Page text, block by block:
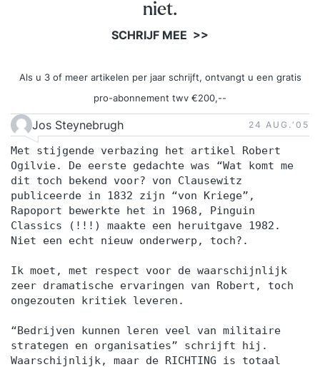
niet.
SCHRIJF MEE >>
Als u 3 of meer artikelen per jaar schrijft, ontvangt u een gratis
pro-abonnement twv €200,--
Jos Steynebrugh 24 AUG.‘05
Met stijgende verbazing het artikel Robert
Ogilvie. De eerste gedachte was “Wat komt me
dit toch bekend voor? von Clausewitz
publiceerde in 1832 zijn “von Kriege”,
Rapoport bewerkte het in 1968, Pinguin
Classics (!!!) maakte een heruitgave 1982.
Niet een echt nieuw onderwerp, toch?.
Ik moet, met respect voor de waarschijnlijk
zeer dramatische ervaringen van Robert, toch
ongezouten kritiek leveren.
“Bedrijven kunnen leren veel van militaire
strategen en organisaties” schrijft hij.
Waarschijnlijk, maar de RICHTING is totaal